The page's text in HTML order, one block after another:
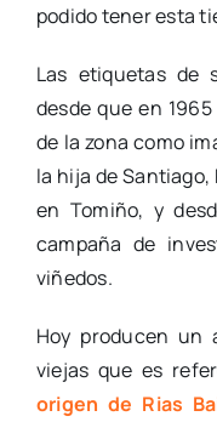
podido tener esta
Las etiquetas de
desde que en
de la zona como
la hija de
en Tomiño, y
campaña de
viñedos.
Hoy producen un
viejas que es
origen de Rias